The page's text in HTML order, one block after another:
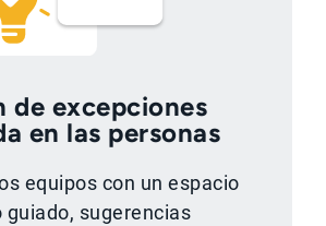
de excepciones
en las personas
equipos con un espacio
guiado, sugerencias